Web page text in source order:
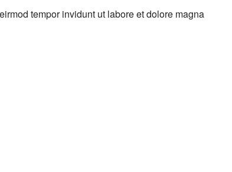
tempor invidunt ut labore et dolore magna